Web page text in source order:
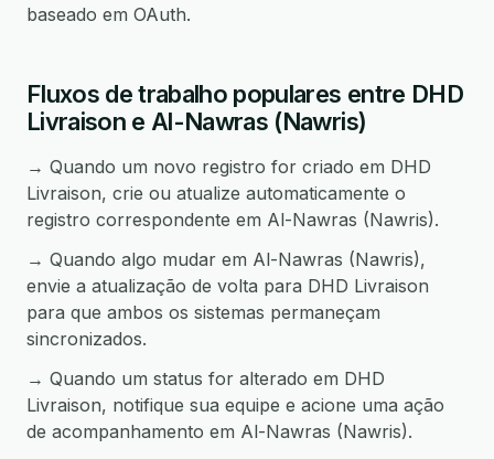
baseado em OAuth.
Fluxos de trabalho populares entre DHD
Livraison e Al-Nawras (Nawris)
→ Quando um novo registro for criado em DHD
Livraison, crie ou atualize automaticamente o
registro correspondente em Al-Nawras (Nawris).
→ Quando algo mudar em Al-Nawras (Nawris),
envie a atualização de volta para DHD Livraison
para que ambos os sistemas permaneçam
sincronizados.
→ Quando um status for alterado em DHD
Livraison, notifique sua equipe e acione uma ação
de acompanhamento em Al-Nawras (Nawris).